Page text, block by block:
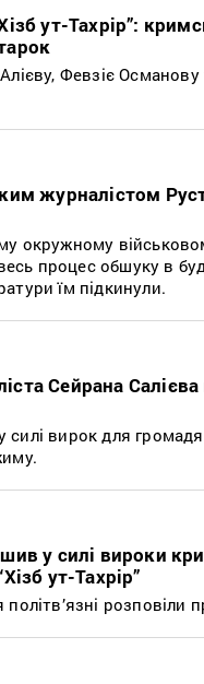
ут-Тахрір”:
Февзіє
журналістом
окружному
процес обшуку в
їм підкинули.
Сейрана
вирок для
у силі вироки
ут-Тахрір”
розповіли